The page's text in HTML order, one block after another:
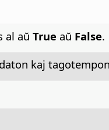
al aŭTrue aŭ False.
kaj